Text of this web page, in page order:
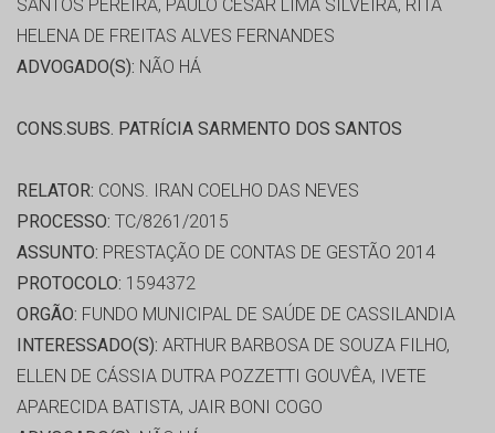
SANTOS PEREIRA, PAULO CESAR LIMA SILVEIRA, RITA
HELENA DE FREITAS ALVES FERNANDES
ADVOGADO(S): NÃO HÁ
CONS.SUBS. PATRÍCIA SARMENTO DOS SANTOS
RELATOR: CONS. IRAN COELHO DAS NEVES
PROCESSO: TC/8261/2015
ASSUNTO: PRESTAÇÃO DE CONTAS DE GESTÃO 2014
PROTOCOLO: 1594372
ORGÃO: FUNDO MUNICIPAL DE SAÚDE DE CASSILANDIA
INTERESSADO(S): ARTHUR BARBOSA DE SOUZA FILHO,
ELLEN DE CÁSSIA DUTRA POZZETTI GOUVÊA, IVETE
APARECIDA BATISTA, JAIR BONI COGO